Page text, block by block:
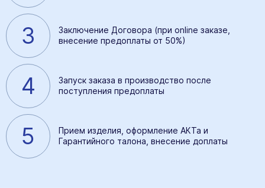
3
Заключение Договора (при online заказе,
внесение предоплаты от 50%)
4
Запуск заказа в производство после
поступления предоплаты
5
Прием изделия, оформление АКТа и
Гарантийного талона, внесение доплаты